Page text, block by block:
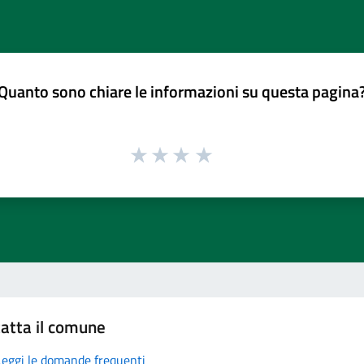
sono chiare le informazioni su questa
il comune
le domande frequenti